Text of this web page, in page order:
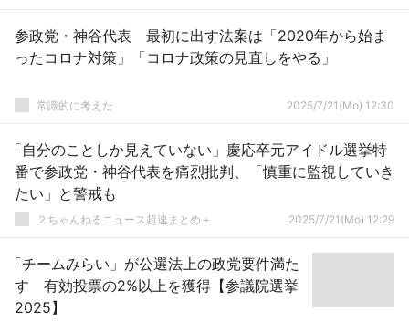
参政党・神谷代表 最初に出す法案は「2020年から始ま
ったコロナ対策」「コロナ政策の見直しをやる」
常識的に考えた 2025/7/21(Mo) 12:30
「自分のことしか見えていない」慶応卒元アイドル選挙特
番で参政党・神谷代表を痛烈批判、「慎重に監視していき
たい」と警戒も
２ちゃんねるニュース超速まとめ＋ 2025/7/21(Mo) 12:29
「チームみらい」が公選法上の政党要件満た
す 有効投票の2%以上を獲得【参議院選挙
2025】